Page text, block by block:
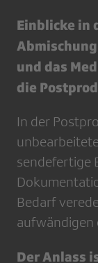
Einblicke in
und das
die
In der
sendefertige
Bedarf
aufwändigen
Der Anlass